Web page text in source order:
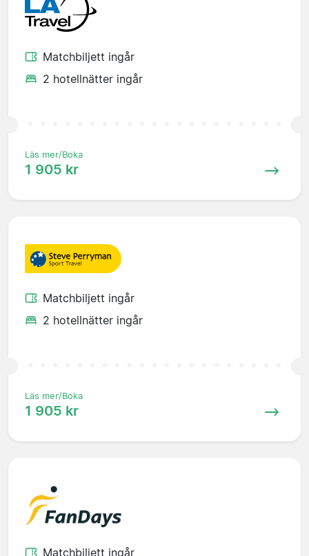
Matchbiljett ingår
2 hotellnätter ingår
Läs mer/Boka
1 905 kr
Matchbiljett ingår
2 hotellnätter ingår
Läs mer/Boka
1 905 kr
Matchbiljett ingår